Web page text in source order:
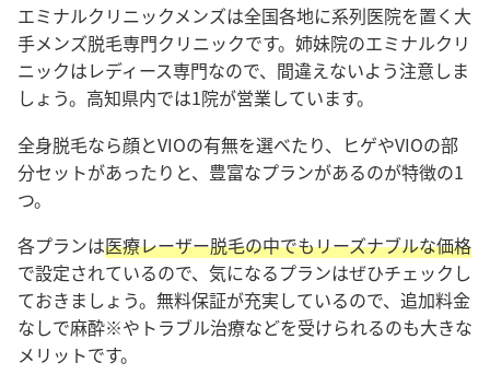
エミナルクリニックメンズは全国各地に系列医院を置く大
手メンズ脱毛専門クリニックです。姉妹院のエミナルクリ
ニックはレディース専門なので、間違えないよう注意しま
しょう。 高知県内では1院が営業しています。
全身脱毛なら顔とVIOの有無を選べたり、ヒゲやVIOの部
分セットがあったりと、豊富なプランがあるのが特徴の1
つ。
各プランは医療レーザー脱毛の中でもリーズナブルな価格
で設定されているので、気になるプランはぜひチェックし
ておきましょう。 無料保証が充実しているので、追加料金
なしで麻酔※やトラブル治療などを受けられるのも大きな
メリットです。